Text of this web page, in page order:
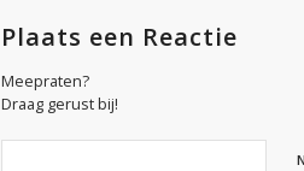
Plaats een Reactie
Meepraten?
Draag gerust bij!